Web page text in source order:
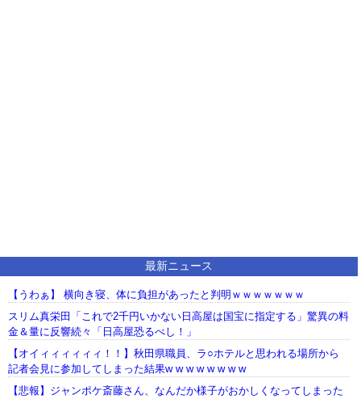
最新ニュース
【うわぁ】 横向き寝、体に負担があったと判明ｗｗｗｗｗｗｗ
スリム真栄田「これで2千円いかない日高屋は国宝に指定する」驚異の料
金＆量に反響続々「日高屋恐るべし！」
【オイィィィィィィ！！】秋田県職員、ラ○ホテルと思われる場所から
記者会見に参加してしまった結果w w w w w w w w
【悲報】ジャンポケ斎藤さん、なんだか様子がおかしくなってしまった